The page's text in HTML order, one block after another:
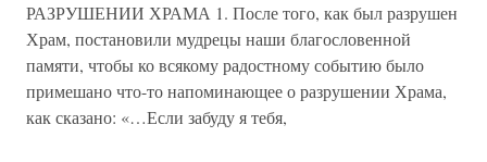
РАЗРУШЕНИИ ХРАМА 1. После того, как был разрушен
Храм, постановили мудрецы наши благословенной
памяти, чтобы ко всякому радостному событию было
примешано что-то напоминающее о разрушении Храма,
как сказано: «…Если забуду я тебя,